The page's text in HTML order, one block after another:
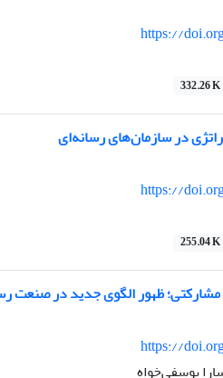
https://
332.26 K
در سازمان‌های رسانه‌ای
https://
255.04 K
ظهور الگوی جدید در صنعت
https://
یوسفی‌خواه